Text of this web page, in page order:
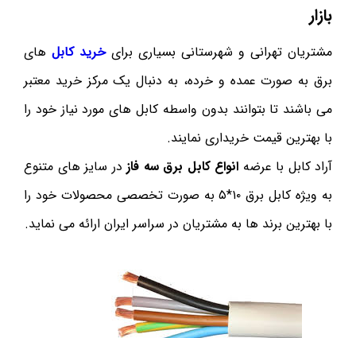
بازار
مشتریان تهرانی و شهرستانی بسیاری برایخرید کابل های
برق به صورت عمده و خرده، به دنبال یک مرکز خرید معتبر
می باشند تا بتوانند بدون واسطه کابل های مورد نیاز خود را
با بهترین قیمت خریداری نمایند.
آراد کابل با عرضه انواع کابل برق سه فاز در سایز های متنوع
به ویژه کابل برق ۱۰*۵ به صورت تخصصی محصولات خود را
با بهترین برند ها به مشتریان در سراسر ایران ارائه می نماید.